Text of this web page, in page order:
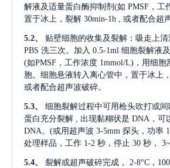
解液及适量蛋白酶抑制剂(如 PMSF，工
置于冰上，裂解 30min-1h , 或者配合超
5.2、
贴壁细胞的收集及裂解：吸走上
PBS 洗三次。加入 0.5-1ml 细胞裂解液
(如PMSF，工作浓度 1mmol/L)，用细胞
胞。细胞悬液转入离心管中，置于冰上
或者配合超声波破碎。
5.3、
细胞裂解过程中可用枪头吹打或
蛋白充分裂解 , 出现黏糊状是 DNA，可
DNA。(或用超声波 3-5mm 探头，功率
处理样品，工作 1-2 秒，停止 30 秒，
5.4、 裂解或超声破碎完成，
2-8°C，